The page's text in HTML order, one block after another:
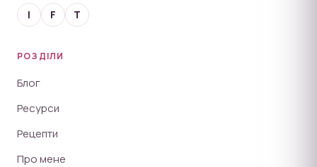
I F T
РОЗДІЛИ
Блог
Ресурси
Рецепти
Про мене